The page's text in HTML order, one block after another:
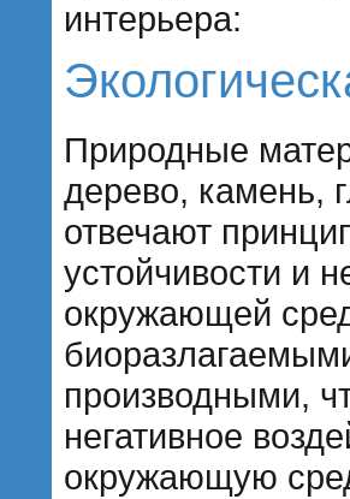
интерьера:
Природные
дерево, камень,
отвечают
устойчивости и
окружающей
производными,
негативное
окружающую